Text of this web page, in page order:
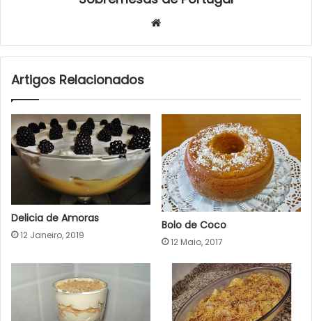
Artigos Relacionados
Delicia de Amoras
12 Janeiro, 2019
Bolo de Coco
12 Maio, 2017